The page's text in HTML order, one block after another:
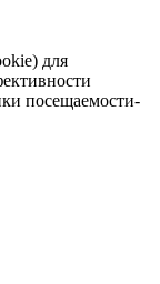
для
посещаемости-